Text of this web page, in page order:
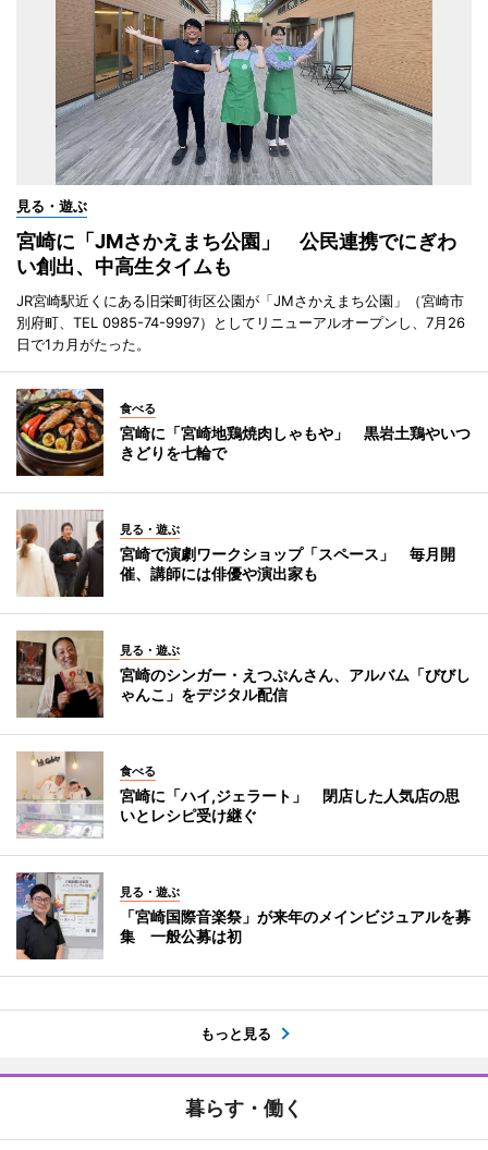
見る・遊ぶ
宮崎に「JMさかえまち公園」 公民連携でにぎわ
い創出、中高生タイムも
JR宮崎駅近くにある旧栄町街区公園が「JMさかえまち公園」（宮崎市
別府町、TEL 0985-74-9997）としてリニューアルオープンし、7月26
日で1カ月がたった。
食べる
宮崎に「宮崎地鶏焼肉しゃもや」 黒岩土鶏やいつ
きどりを七輪で
見る・遊ぶ
宮崎で演劇ワークショップ「スペース」 毎月開
催、講師には俳優や演出家も
見る・遊ぶ
宮崎のシンガー・えつぷんさん、アルバム「びびし
ゃんこ」をデジタル配信
食べる
宮崎に「ハイ,ジェラート」 閉店した人気店の思
いとレシピ受け継ぐ
見る・遊ぶ
「宮崎国際音楽祭」が来年のメインビジュアルを募
集 一般公募は初
もっと見る
暮らす・働く